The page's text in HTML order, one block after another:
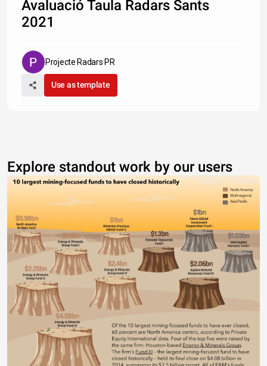
Avaluació Taula Radars Sants
2021
Projecte Radars PR
Use as template
Explore standout work by our users